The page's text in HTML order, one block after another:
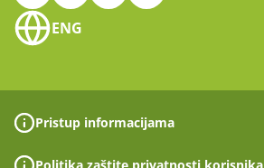
ENG
Pristup informacijama